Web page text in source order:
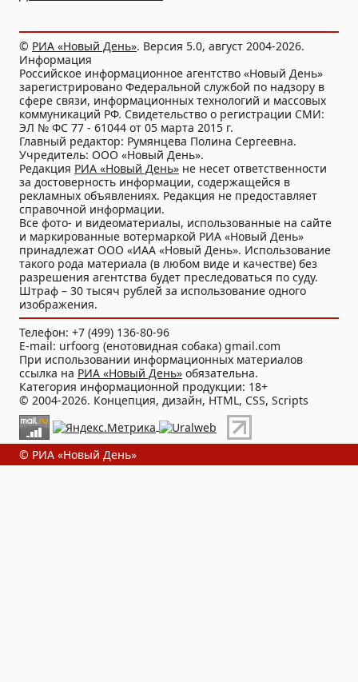
© РИА «Новый День». Версия 5.0, август 2004-2026.
Информация
Российское информационное агентство «Новый День»
зарегистрировано Федеральной службой по надзору в
сфере связи, информационных технологий и массовых
коммуникаций РФ. Свидетельство о регистрации СМИ:
ЭЛ № ФС 77 - 61044 от 05 марта 2015 г.
Главный редактор: Румянцева Полина Сергеевна.
Учредитель: ООО «Новый День».
Редакция РИА «Новый День» не несет ответственности
за достоверность информации, содержащейся в
рекламных объявлениях. Редакция не предоставляет
справочной информации.
Все фото- и видеоматериалы, использованные на сайте
и маркированные вотермаркой РИА «Новый День»
принадлежат ООО «ИАА «Новый День». Использование
такого рода материала (в любом виде и качестве) без
разрешения агентства будет преследоваться по суду.
Штраф – 30 тысяч рублей за использование одного
изображения.
Телефон: +7 (499) 136-80-96
E-mail: urfoorg (енотовидная собака) gmail.com
При использовании информационных материалов
ссылка на РИА «Новый День» обязательна.
Категория информационной продукции: 18+
© 2004-2026. Концепция, дизайн, HTML, CSS, Scripts
© РИА «Новый День»